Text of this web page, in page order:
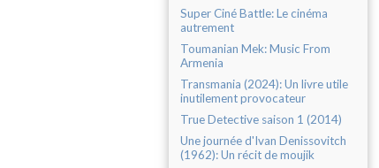
Super Ciné Battle: Le cinéma
autrement
Toumanian Mek: Music From
Armenia
Transmania (2024): Un livre utile
inutilement provocateur
True Detective saison 1 (2014)
Une journée d'Ivan Denissovitch
(1962): Un récit de moujik